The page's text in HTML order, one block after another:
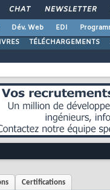
CHAT NEWSLETTER
Dév. Web EDI
TÉLÉCHARGEMENTS
Certifications